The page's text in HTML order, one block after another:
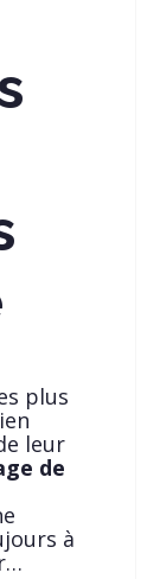
plus
leur
de
à